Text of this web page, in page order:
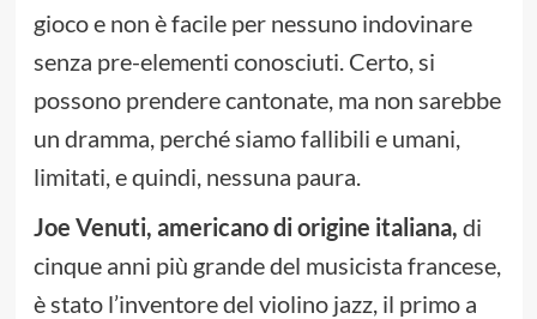
gioco e non è facile per nessuno indovinare
senza pre-elementi conosciuti. Certo, si
possono prendere cantonate, ma non sarebbe
un dramma, perché siamo fallibili e umani,
limitati, e quindi, nessuna paura.
Joe Venuti, americano di origine italiana, di
cinque anni più grande del musicista francese,
è stato l’inventore del violino jazz, il primo a